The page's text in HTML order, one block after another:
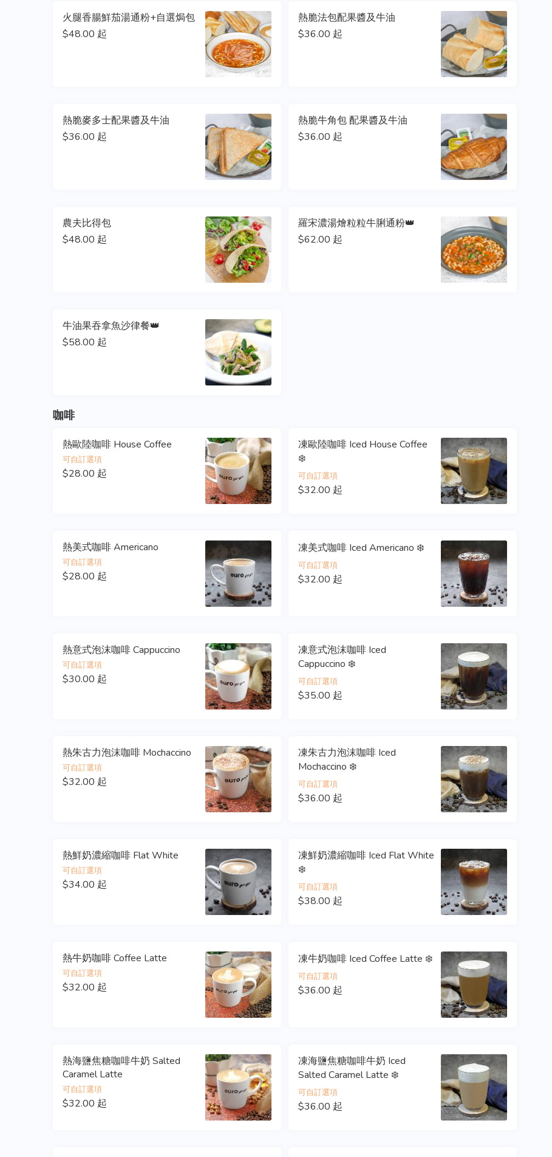
火腿香腸鮮茄湯通粉+自選焗包
$48.00 起
熱脆法包配果醬及牛油
$36.00 起
熱脆麥多士配果醬及牛油
$36.00 起
熱脆牛角包 配果醬及牛油
$36.00 起
農夫比得包
$48.00 起
羅宋濃湯燴粒粒牛脷通粉👑
$62.00 起
牛油果吞拿魚沙律餐👑
$58.00 起
咖啡
熱歐陸咖啡 House Coffee
可自訂選項
$28.00 起
凍歐陸咖啡 Iced House Coffee
❄️
可自訂選項
$32.00 起
熱美式咖啡 Americano
可自訂選項
$28.00 起
凍美式咖啡 Iced Americano ❄️
可自訂選項
$32.00 起
熱意式泡沫咖啡 Cappuccino
可自訂選項
$30.00 起
凍意式泡沫咖啡 Iced
Cappuccino ❄️
可自訂選項
$35.00 起
熱朱古力泡沫咖啡 Mochaccino
可自訂選項
$32.00 起
凍朱古力泡沫咖啡 Iced
Mochaccino ❄️
可自訂選項
$36.00 起
熱鮮奶濃縮咖啡 Flat White
可自訂選項
$34.00 起
凍鮮奶濃縮咖啡 Iced Flat White
❄️
可自訂選項
$38.00 起
熱牛奶咖啡 Coffee Latte
可自訂選項
$32.00 起
凍牛奶咖啡 Iced Coffee Latte ❄️
可自訂選項
$36.00 起
熱海鹽焦糖咖啡牛奶 Salted
Caramel Latte
可自訂選項
$32.00 起
凍海鹽焦糖咖啡牛奶 Iced
Salted Caramel Latte ❄️
可自訂選項
$36.00 起